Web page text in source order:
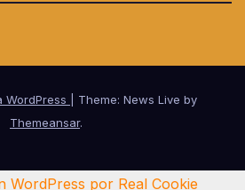
WordPress
Theme: News Live by
Themeansar.
WordPress por Real Cookie